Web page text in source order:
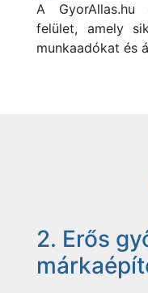
A
felület, amely
munkaadókat és
2. Erős